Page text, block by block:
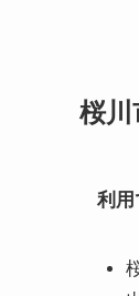
桜川
利用